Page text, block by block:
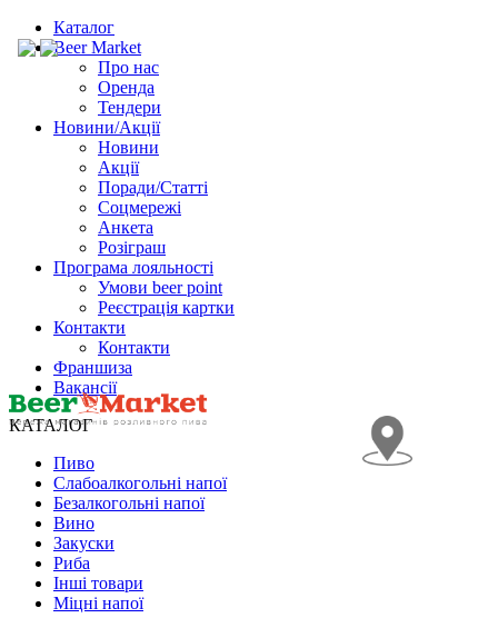
Каталог
Beer Market
Про нас
Оренда
Тендери
Новини/Акції
Новини
Акції
Поради/Статті
Соцмережі
Анкета
Розіграш
Програма лояльності
Умови beer point
Реєстрація картки
Контакти
Контакти
Франшиза
Вакансії
КАТАЛОГ
Пиво
Слабоалкогольні напої
Безалкогольні напої
Вино
Закуски
Риба
Інші товари
Міцні напої